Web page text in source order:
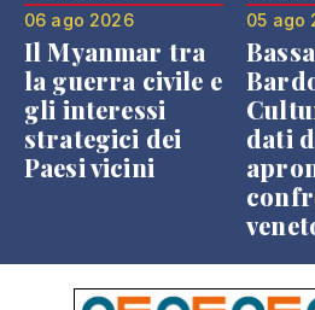
06 ago 2026
Il Myanmar tra
la guerra civile e
gli interessi
strategici dei
Paesi vicini
05 ago
dati